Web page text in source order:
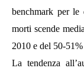
benchmark per le
morti scende
2010 e del 50-
La tendenza